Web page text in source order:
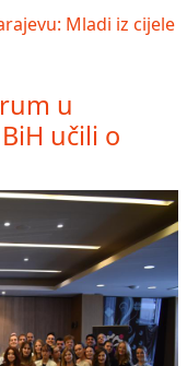
u
učili o